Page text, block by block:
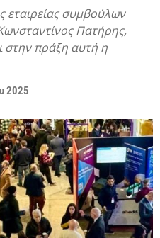
εταιρείας συμβούλων
Πατήρης,
στην πράξη αυτή η
2025